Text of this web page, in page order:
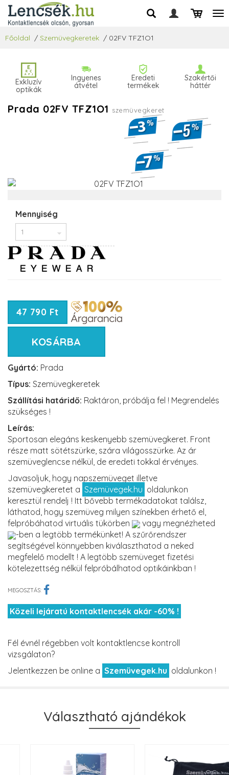
Főoldal / Szemüvegkeretek / 02FV TFZ1O1
Exkluzív
optikák
Ingyenes
átvétel
Eredeti
termékek
Szakértői
háttér
Prada 02FV TFZ1O1 szemüvegkeret
Mennyiség
47 790 Ft
KOSÁRBA
Gyártó: Prada
Típus: Szemüvegkeretek
Szállítási határidő: Raktáron, próbálja fel ! Megrendelés
szükséges !
Leírás:
Sportosan elegáns keskenyebb szemüvegkeret. Front
része matt sötétszürke, szára világosszürke. Az ár
szemüveglencse nélkül, de eredeti tokkal érvényes.
Javasoljuk, hogy napszemüveget illetve
szemüvegkeretet a Szemüvegek.hu oldalunkon
keresztül rendelj ! Itt bővebb termékadatokat találsz,
láthatod, hogy szemüveg milyen színekben érhető el,
felpróbáhatod virtuális tükörben
vagy megnézheted
-ben a legtöbb termékünket! A szűrőrendszer
segítségével könnyebben kiválaszthatod a neked
megfelelő modellt ! A legtöbb szemüveget fizetési
kötelezettség nélkül felpróbálhatod optikáinkban !
MEGOSZTÁS:
Közeli lejáratú kontaktlencsék akár -60% !
Fél évnél régebben volt kontaktlencse kontroll
vizsgálaton?
Jelentkezzen be online a Szemüvegek.hu oldalunkon !
Választható ajándékok